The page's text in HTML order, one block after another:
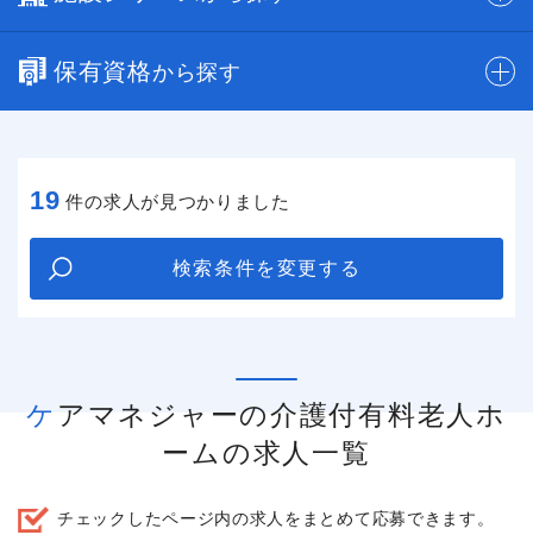
保有資格から探す
19 件の求人が見つかりました
検索条件を変更する
ケアマネジャーの介護付有料老人ホ
ームの求人一覧
チェックしたページ内の求人をまとめて応募できます。